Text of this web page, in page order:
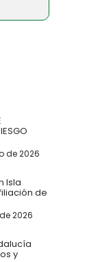
de 2026
Isla
de
2026
y